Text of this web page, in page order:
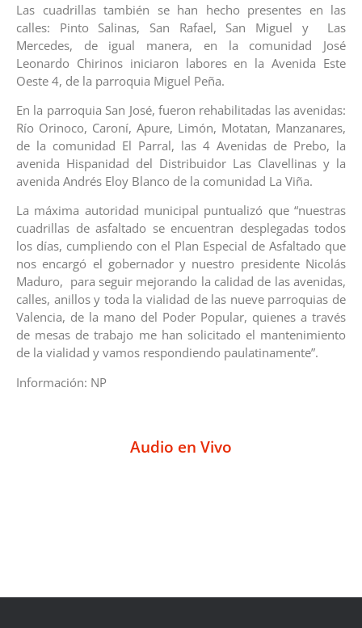
Las cuadrillas también se han hecho presentes en las
calles: Pinto Salinas, San Rafael, San Miguel y Las
Mercedes, de igual manera, en la comunidad José
Leonardo Chirinos iniciaron labores en la Avenida Este
Oeste 4, de la parroquia Miguel Peña.
En la parroquia San José, fueron rehabilitadas las avenidas:
Río Orinoco, Caroní, Apure, Limón, Motatan, Manzanares,
de la comunidad El Parral, las 4 Avenidas de Prebo, la
avenida Hispanidad del Distribuidor Las Clavellinas y la
avenida Andrés Eloy Blanco de la comunidad La Viña.
La máxima autoridad municipal puntualizó que “nuestras
cuadrillas de asfaltado se encuentran desplegadas todos
los días, cumpliendo con el Plan Especial de Asfaltado que
nos encargó el gobernador y nuestro presidente Nicolás
Maduro, para seguir mejorando la calidad de las avenidas,
calles, anillos y toda la vialidad de las nueve parroquias de
Valencia, de la mano del Poder Popular, quienes a través
de mesas de trabajo me han solicitado el mantenimiento
de la vialidad y vamos respondiendo paulatinamente”.
Información: NP
Audio en Vivo